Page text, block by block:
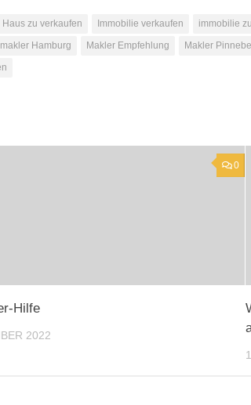
Haus zu verkaufen Immobilie verkaufen immobilie
Hamburg Makler Empfehlung Makler
0
Hilfe
2022